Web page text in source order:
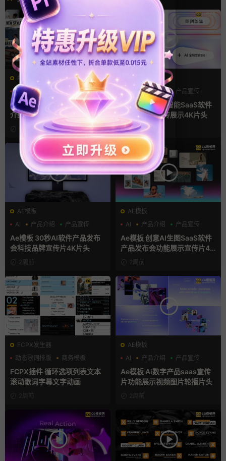
PR基本图形mogrt
PR基本图形
PR字幕模板
人物介绍
pr字幕模板 9组胶带贴纸人物
介绍角标动画PR模版
AE模板
AI
产品介绍 产品宣传
Ae模板 AI人工智能SaaS软件
产品发布会宣传展示4K片头
1周前
AE模板
AI
产品介绍 产品宣传
Ae模板 30秒AI软件产品发布
会科技品牌宣传片4K片头
2周前
AE模板
AI
产品介绍 产品宣传
Ae模板 创意AI生图SaaS软件
产品发布会功能展示宣传片4K
片头2周前
FCPX发生器
动态歌词排版
商务模板
字幕模板
FCPX插件 循环选项列表文本
滚动歌词字幕文字动画
2周前
AE模板
AI
产品介绍 产品宣传
Ae模板 Ai数字产品saas宣传
片功能展示视频图片轮播片头
2周前